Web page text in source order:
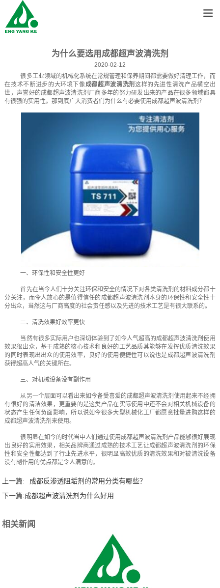
为什么要选用成都超声波清洗剂
2020-02-12
很多工业领域的机械化系统在常规管理和保养期间都需要做好清理工作，而
在技术不断进步的大环境下像成都超声波清洗剂 这样的先进性清洗产品横空出
世，声誉好的成都超声波清洗剂厂商多年的努力研发出来的产品在很多领域都具
有很强的实用性。那到底广大消费者们为什么有必要使用成都超声波清洗剂？
一、环保性和安全性更好
首先在当今人们十分关注环保和安全的情况下对各类清洗剂的材料成分都十
分关注，而令人放心的是值得信任的成都超声波清洗剂本身的环保性和安全性十
分出众，当然这与厂商高度的社会责任感以及先进的技术工艺是有很大联系的。
二、清洗效果好效率更快
当然有很多实际用户也深切体验到了如今人气超高的成都超声波清洗剂使用
效果很出众，基于成熟的核心技术和良好的工艺品质其能够在发挥优质清洗效果
的同时表现出出众的使用效率，良好的使用便捷性可以说也是成都超声波清洗剂
获得超高人气的关键所在。
三、对机械设备没有副作用
从另一个层面可以看出来如今备受喜爱的成都超声波清洗剂使用起来不经拥
有很好的清洁效果，更重要的是这类产品在实际使用中还不会对相关机械设备的
状态产生任何负面影响，所以说如今很多大型机械化工厂都愿意批量进购这样的
成都超声波清洗剂来使用。
很明显在如今的时代当中人们通过使用成都超声波清洗剂产品能够很好展现
出良好的实用效果，相关品牌商通过成熟的技术工艺让成都超声波清洗剂的环保
性和安全性都达到了行业先进水平，很明显高效优质的清洗效果和对被清洗设备
没有副作用的优点都是令人满意的。
上一篇:
成都反渗透阻垢剂的常用分类有哪些？
下一篇:成都超声波清洗剂为什么好用
相关新闻